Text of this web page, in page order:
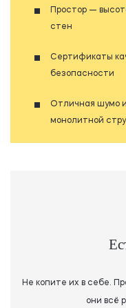
Простор —
стен
Сертификаты
безопасности
Отличная шумо
монолитной
Не копите их в себе.
они всё